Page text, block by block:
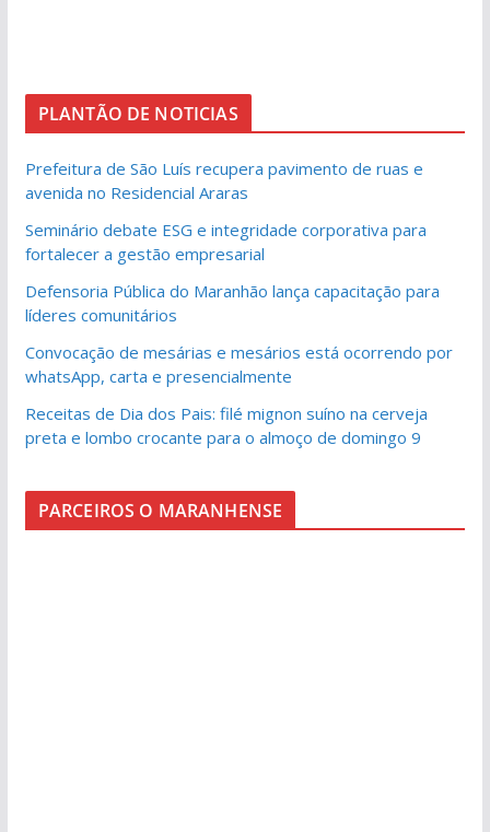
PLANTÃO DE NOTICIAS
Prefeitura de São Luís recupera pavimento de ruas e
avenida no Residencial Araras
Seminário debate ESG e integridade corporativa para
fortalecer a gestão empresarial
Defensoria Pública do Maranhão lança capacitação para
líderes comunitários
Convocação de mesárias e mesários está ocorrendo por
whatsApp, carta e presencialmente
Receitas de Dia dos Pais: filé mignon suíno na cerveja
preta e lombo crocante para o almoço de domingo 9
PARCEIROS O MARANHENSE